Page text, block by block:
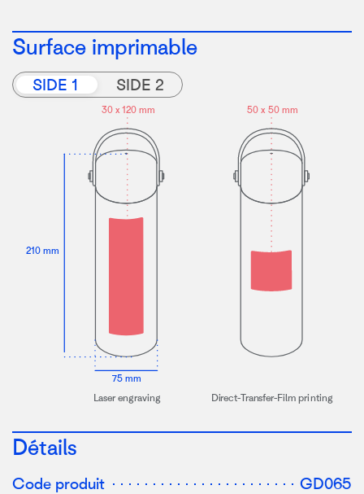
Surface imprimable
SIDE 1 SIDE 2
30 x120 mm 50 x 50 mm
Direct-Transfer-Film printing
210 mm
Laser engraving
75 mm
Détails
Code produit
GD065